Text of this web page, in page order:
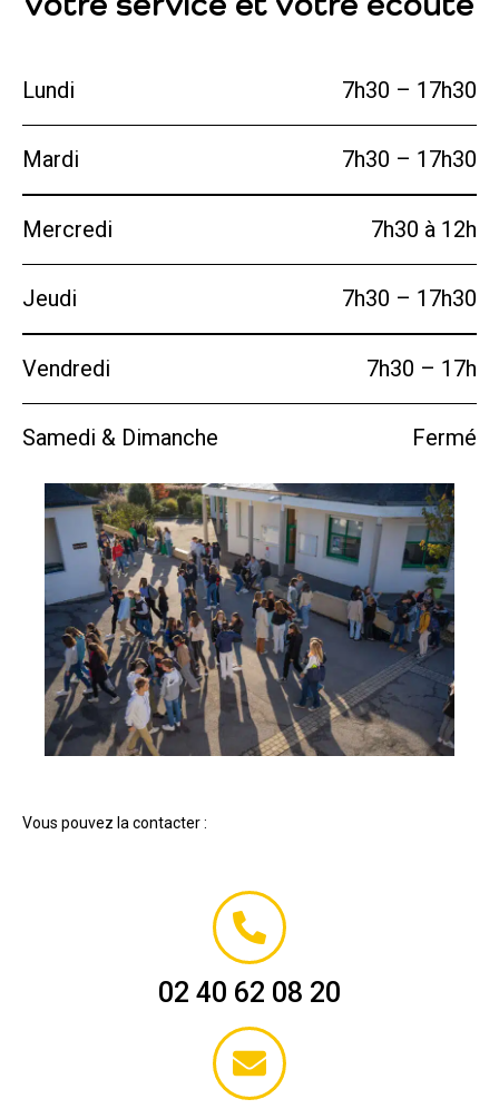
Lundi 7h30 – 17h30
Mardi 7h30 – 17h30
Mercredi 7h30 à 12h
Jeudi 7h30 – 17h30
Vendredi 7h30 – 17h
Samedi & Dimanche Fermé
Vous pouvez la contacter :
02 40 62 08 20